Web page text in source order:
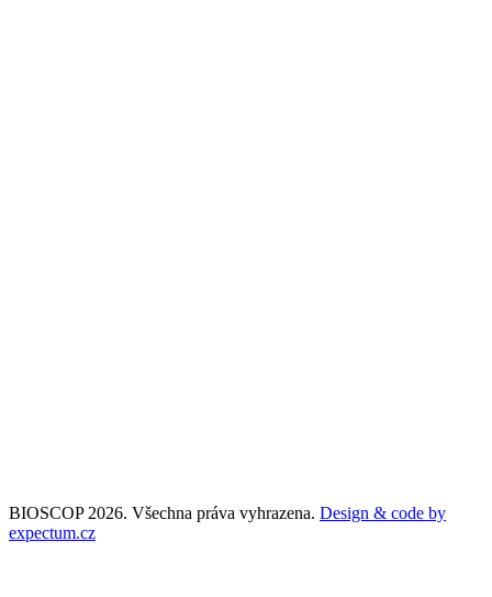
BIOSCOP 2026. Všechna práva vyhrazena. Design & code by
expectum.cz